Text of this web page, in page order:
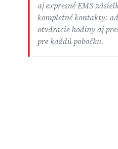
aj expresné EMS
kompletné kontakty:
otváracie hodiny aj
pre každú pobočku.